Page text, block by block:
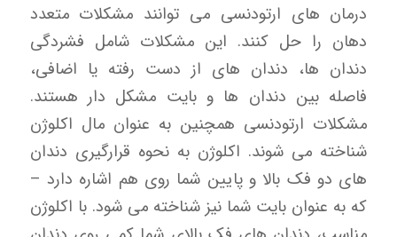
درمان های ارتودنسی می توانند مشکلات متعدد
دهان را حل کنند. این مشکلات شامل فشردگی
دندان ها، دندان های از دست رفته یا اضافی،
فاصله بین دندان ها و بایت مشکل دار هستند.
مشکلات ارتودنسی همچنین به عنوان مال اکلوژن
شناخته می شوند. اکلوژن به نحوه قرارگیری دندان
های دو فک بالا و پایین شما روی هم اشاره دارد –
که به عنوان بایت شما نیز شناخته می شود. با اکلوژن